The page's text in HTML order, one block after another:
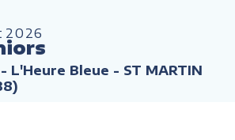
2026
- L'Heure Bleue - ST MARTIN